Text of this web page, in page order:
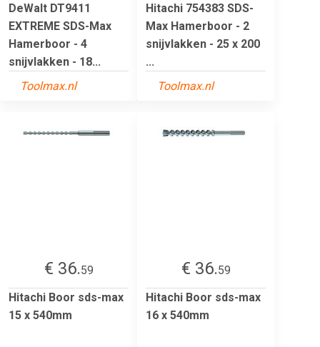
DeWalt DT9411
EXTREME SDS-Max
Hamerboor - 4
snijvlakken - 18...
Toolmax.nl
Hitachi 754383 SDS-
Max Hamerboor - 2
snijvlakken - 25 x 200
...
Toolmax.nl
€ 36.59
Hitachi Boor sds-max
15 x 540mm
€ 36.59
Hitachi Boor sds-max
16 x 540mm